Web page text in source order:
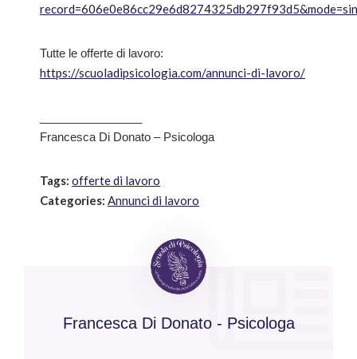
Tutte le offerte di lavoro:
https://scuoladipsicologia.com/annunci-di-lavoro/
Francesca Di Donato – Psicologa
Tags: offerte di lavoro
Categories: Annunci di lavoro
Francesca Di Donato - Psicologa